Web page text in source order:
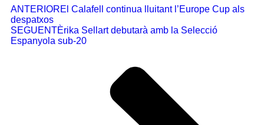
ANTERIOREl Calafell continua lluitant l’Europe Cup als
despatxos
SEGUENTÈrika Sellart debutarà amb la Selecció
Espanyola sub-20